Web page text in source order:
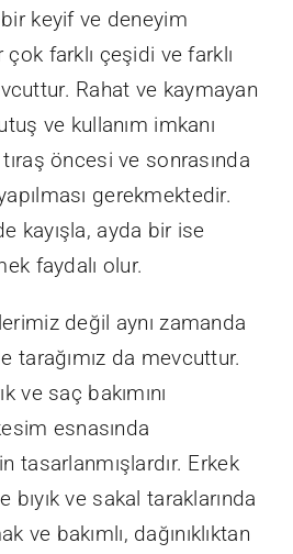
keyif ve deneyim
farklı çeşidi ve farklı
Rahat ve kaymayan
ve kullanım imkanı
öncesi ve sonrasında
gerekmektedir.
kayışla, ayda bir ise
faydalı olur.
değil aynı zamanda
tarağımız da mevcuttur.
ve saç bakımını
esnasında
tasarlanmışlardır. Erkek
bıyık ve sakal taraklarında
ve bakımlı, dağınıklıktan